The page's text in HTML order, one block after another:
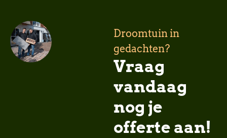
Droomtuin in
gedachten?
Vraag
vandaag
nog je
offerte aan!